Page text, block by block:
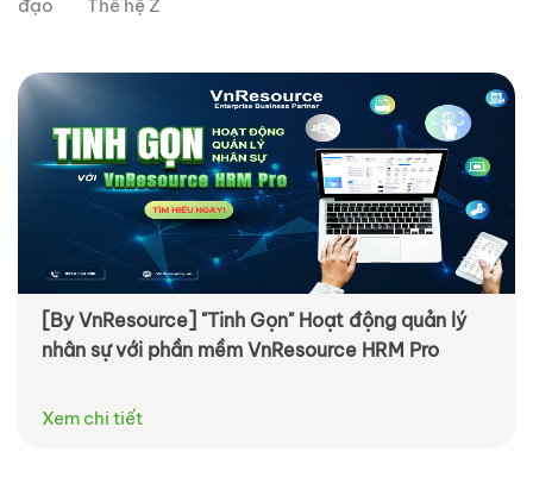
đạo
Thế hệ Z
[By VnResource] "Tinh Gọn" Hoạt động quản lý
nhân sự với phần mềm VnResource HRM Pro
Xem chi tiết